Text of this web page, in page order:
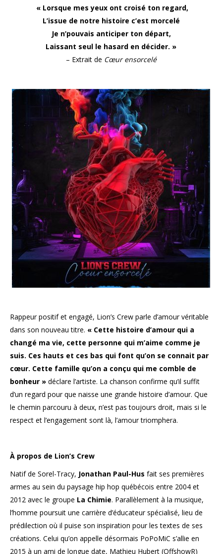
« Lorsque mes yeux ont croisé ton regard,
L’issue de notre histoire c’est morcelé
Je n’pouvais anticiper ton départ,
Laissant seul le hasard en décider. »
– Extrait de Cœur ensorcelé
Rappeur positif et engagé, Lion’s Crew parle d’amour véritable
dans son nouveau titre. « Cette histoire d’amour qui a
changé ma vie, cette personne qui m’aime comme je
suis. Ces hauts et ces bas qui font qu’on se connait par
cœur. Cette famille qu’on a conçu qui me comble de
bonheur » déclare l’artiste. La chanson confirme qu’il suffit
d’un regard pour que naisse une grande histoire d’amour. Que
le chemin parcouru à deux, n’est pas toujours droit, mais si le
respect et l’engagement sont là, l’amour triomphera.
À propos de Lion’s Crew
Natif de Sorel-Tracy, Jonathan Paul-Hus fait ses premières
armes au sein du paysage hip hop québécois entre 2004 et
2012 avec le groupe La Chimie. Parallèlement à la musique,
l’homme poursuit une carrière d’éducateur spécialisé, lieu de
prédilection où il puise son inspiration pour les textes de ses
créations. Celui qu’on appelle désormais PoPoMiC s’allie en
2015 à un ami de longue date, Mathieu Hubert (OffshowR)